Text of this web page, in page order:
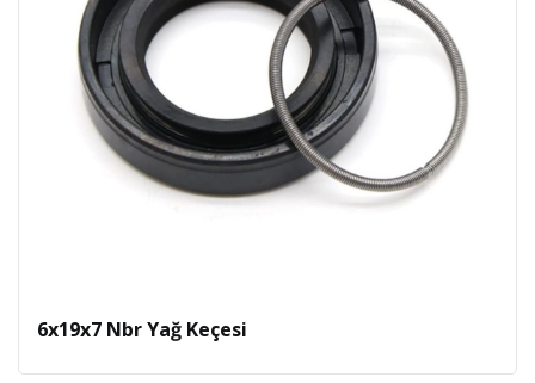
6x19x7 Nbr Yağ Keçesi